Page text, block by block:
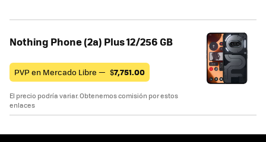
Nothing Phone (2a) Plus 12/256 GB
PVP en Mercado Libre — $7,751.00
El precio podría variar. Obtenemos comisión por estos
enlaces